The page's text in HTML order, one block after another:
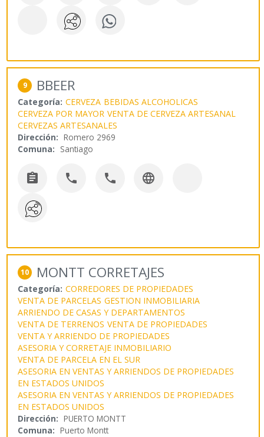
9 BBEER
Categoría: CERVEZA BEBIDAS ALCOHOLICAS
CERVEZA POR MAYOR VENTA DE CERVEZA ARTESANAL
CERVEZAS ARTESANALES
Dirección: Romero 2969
Comuna: Santiago
   
10 MONTT CORRETAJES
Categoría: CORREDORES DE PROPIEDADES
VENTA DE PARCELAS GESTION INMOBILIARIA
ARRIENDO DE CASAS Y DEPARTAMENTOS
VENTA DE TERRENOS VENTA DE PROPIEDADES
VENTA Y ARRIENDO DE PROPIEDADES
ASESORIA Y CORRETAJE INMOBILIARIO
VENTA DE PARCELA EN EL SUR
ASESORIA EN VENTAS Y ARRIENDOS DE PROPIEDADES
EN ESTADOS UNIDOS
ASESORIA EN VENTAS Y ARRIENDOS DE PROPIEDADES
EN ESTADOS UNIDOS
Dirección: PUERTO MONTT
Comuna: Puerto Montt